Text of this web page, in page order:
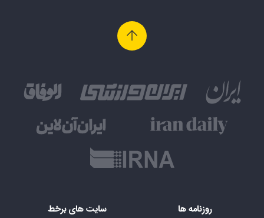
روزنامه ها سایت های برخط